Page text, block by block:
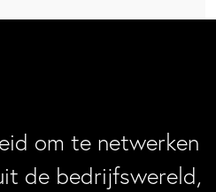
om te netwerken
de bedrijfswereld,